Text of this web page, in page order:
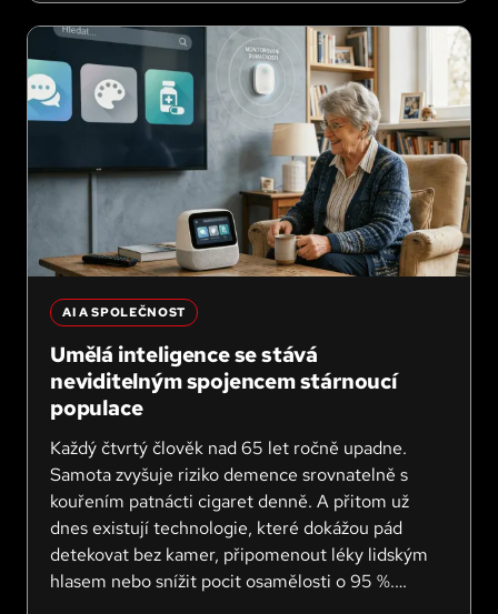
AI A SPOLEČNOST
Umělá inteligence se stává
neviditelným spojencem stárnoucí
populace
Každý čtvrtý člověk nad 65 let ročně upadne.
Samota zvyšuje riziko demence srovnatelně s
kouřením patnácti cigaret denně. A přitom už
dnes existují technologie, které dokážou pád
detekovat bez kamer, připomenout léky lidským
hlasem nebo snížit pocit osamělosti o 95 %.